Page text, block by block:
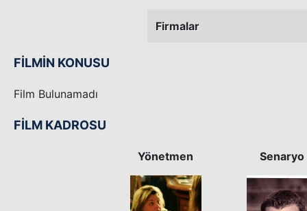
Firmalar
FİLMİN KONUSU
Film Bulunamadı
FİLM KADROSU
Yönetmen Senaryo